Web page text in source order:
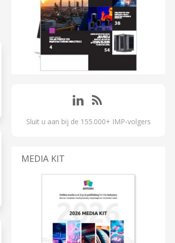
Sluit u aan bij de 155.000+ IMP-volgers
MEDIA KIT